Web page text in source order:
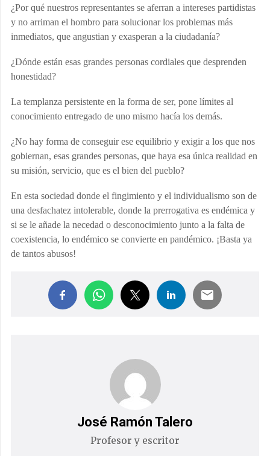
¿Por qué nuestros representantes se aferran a intereses partidistas
y no arriman el hombro para solucionar los problemas más
inmediatos, que angustian y exasperan a la ciudadanía?
¿Dónde están esas grandes personas cordiales que desprenden
honestidad?
La templanza persistente en la forma de ser, pone límites al
conocimiento entregado de uno mismo hacía los demás.
¿No hay forma de conseguir ese equilibrio y exigir a los que nos
gobiernan, esas grandes personas, que haya esa única realidad en
su misión, servicio, que es el bien del pueblo?
En esta sociedad donde el fingimiento y el individualismo son de
una desfachatez intolerable, donde la prerrogativa es endémica y
si se le añade la necedad o desconocimiento junto a la falta de
coexistencia, lo endémico se convierte en pandémico. ¡Basta ya
de tantos abusos!
José Ramón Talero
Profesor y escritor